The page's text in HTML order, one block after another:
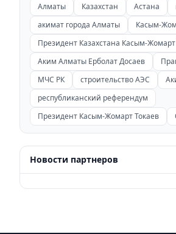
Алматы Казахстан Астана
акимат города Алматы
Касым-
Президент Казахстана Касым-Жомарт
Аким Алматы Ерболат Досаев
МЧС РК
строительство АЭС
республиканский референдум
Президент Касым-Жомарт Токаев
Новости партнеров